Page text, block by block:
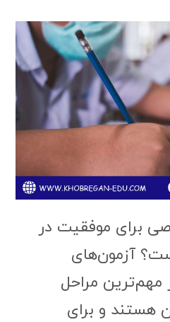
برای موفقیت در
آزمون‌های
مراحل
هستند و برای